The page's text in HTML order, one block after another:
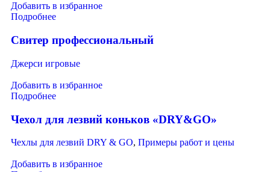
Добавить в избранное
Подробнее
Свитер профессиональный
Джерси игровые
Добавить в избранное
Подробнее
Чехол для лезвий коньков «DRY&GO»
Чехлы для лезвий DRY & GO, Примеры работ и цены
Добавить в избранное